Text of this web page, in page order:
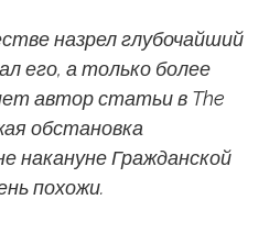
назрел глубочайший
его, а только более
автор статьи в The
обстановка
накануне Гражданской
похожи.